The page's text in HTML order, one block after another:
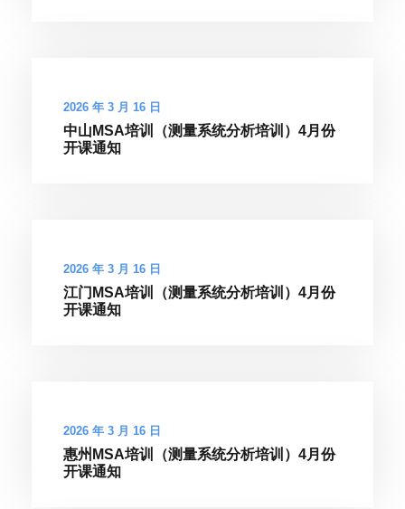
2026 年 3 月 16 日
中山MSA培训（测量系统分析培训）4月份
开课通知
2026 年 3 月 16 日
江门MSA培训（测量系统分析培训）4月份
开课通知
2026 年 3 月 16 日
惠州MSA培训（测量系统分析培训）4月份
开课通知